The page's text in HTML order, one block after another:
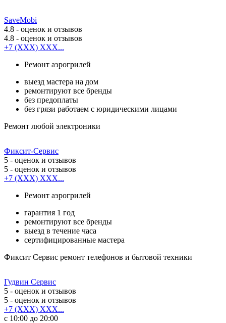
SaveMobi
4.8 - оценок и отзывов
4.8 - оценок и отзывов
+7 (XXX) XXX...
Ремонт аэрогрилей
выезд мастера на дом
ремонтируют все бренды
без предоплаты
без грязи работаем с юридическими лицами
Ремонт любой электроники
Фиксит-Сервис
5 - оценок и отзывов
5 - оценок и отзывов
+7 (XXX) XXX...
Ремонт аэрогрилей
гарантия 1 год
ремонтируют все бренды
выезд в течение часа
сертифицированные мастера
Фиксит Сервис ремонт телефонов и бытовой техники
Гудвин Сервис
5 - оценок и отзывов
5 - оценок и отзывов
+7 (XXX) XXX...
с 10:00 до 20:00